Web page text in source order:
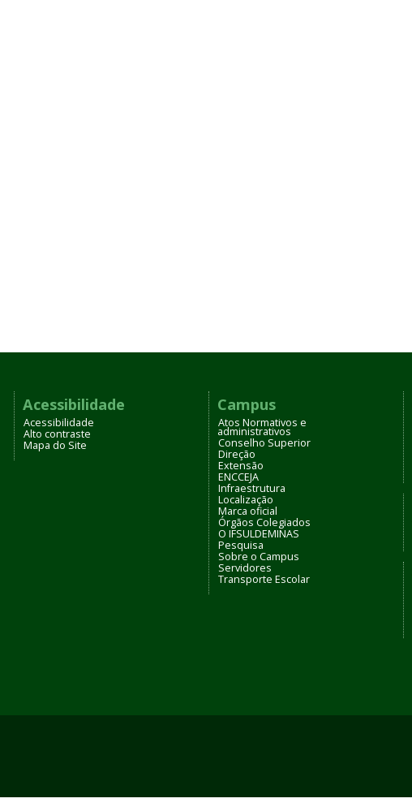
Acessibilidade
Acessibilidade
Alto contraste
Mapa do Site
Campus
Atos Normativos e
administrativos
Conselho Superior
Direção
Extensão
ENCCEJA
Infraestrutura
Localização
Marca oficial
Órgãos Colegiados
O IFSULDEMINAS
Pesquisa
Sobre o Campus
Servidores
Transporte Escolar